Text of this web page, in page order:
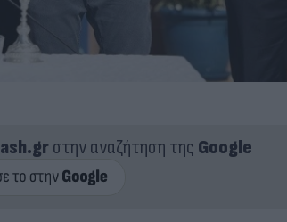
στην αναζήτηση της Google